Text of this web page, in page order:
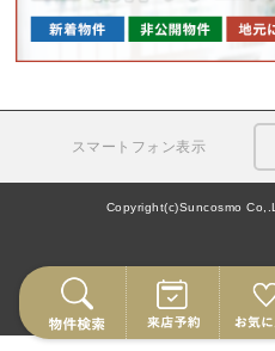
スマートフォン表示
Copyright(c)Suncosmo